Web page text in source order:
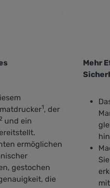
1, der
und ein
ermöglichen
gestochen
die
Mehr